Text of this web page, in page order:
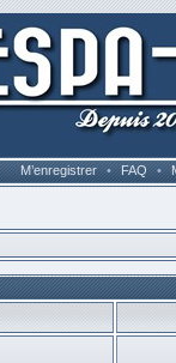
M’enregistrer • FAQ •